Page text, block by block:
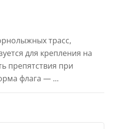
трасс,
для крепления на
препятствия при
флага — ...